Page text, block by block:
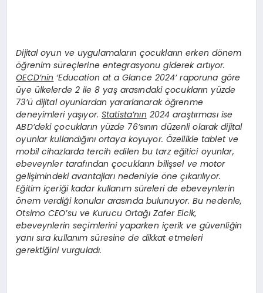
Dijital oyun ve uygulamaların çocukların erken dönem
öğrenim süreçlerine entegrasyonu giderek artıyor.
OECD’nin ‘Education at a Glance 2024’ raporuna göre
üye ülkelerde 2 ile 8 yaş arasındaki çocukların yüzde
73’ü dijital oyunlardan yararlanarak öğrenme
deneyimleri yaşıyor. Statista’nın 2024 araştırması ise
ABD’deki çocukların yüzde 76’sının düzenli olarak dijital
oyunlar kullandığını ortaya koyuyor. Özellikle tablet ve
mobil cihazlarda tercih edilen bu tarz eğitici oyunlar,
ebeveynler tarafından çocukların bilişsel ve motor
gelişimindeki avantajları nedeniyle öne çıkarılıyor.
Eğitim içeriği kadar kullanım süreleri de ebeveynlerin
önem verdiği konular arasında bulunuyor. Bu nedenle,
Otsimo CEO’su ve Kurucu Ortağı Zafer Elcik,
ebeveynlerin seçimlerini yaparken içerik ve güvenliğin
yanı sıra kullanım süresine de dikkat etmeleri
gerektiğini vurguladı.